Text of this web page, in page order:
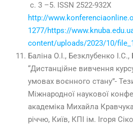
с. 3 –5. ISSN 2522-932X
http://
1277/https://
content/uploads/2023/10/
Баліна О.І., Безклубенко
“Дистанційне вивчення
умовах воєнного стану”-
Міжнародної наукової
академіка Михайла
річчю, Київ, КПІ ім. Ігоря